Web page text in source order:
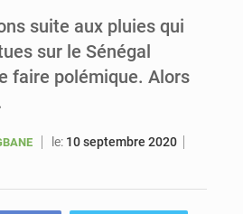
Sénégal : Ousmane Diagne prêtera serment le 11 août comme président du Conseil constitutionnel
suite aux pluies qui
sur le Sénégal
faire polémique. Alors
le: 10 septembre 2020